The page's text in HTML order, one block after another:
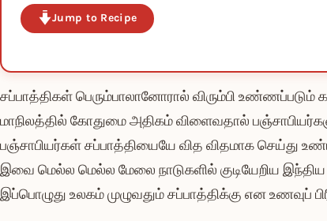
Jump to Recipe
சப்பாத்திகள் பெரும்பாலானோரால் விரும்பி உண்ணப்படும்
மாநிலத்தில் கோதுமை அதிகம் விளைவதால்
பஞ்சாபியர்கள் சப்பாத்தியையே வித விதமாக செய்து
இவை மெல்ல மெல்ல மேலை நாடுகளில் குடியேறிய
இப்பொழுது உலகம் முழுவதும் சப்பாத்திக்கு என உணவுப்